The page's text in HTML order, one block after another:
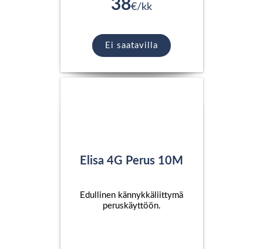
38€/kk
Ei saatavilla
Elisa 4G Perus 10M
Edullinen kännykkäliittymä
peruskäyttöön.